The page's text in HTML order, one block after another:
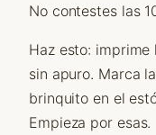
No contestes las
Haz esto: imprime
sin apuro. Marca
brinquito en el
Empieza por esas.